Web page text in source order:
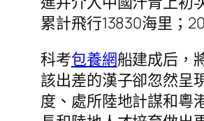
累計飛行13830海里；
科考包養網船建成后，
該出差的漢子卻忽然呈
度、處所陸地計謀和粵